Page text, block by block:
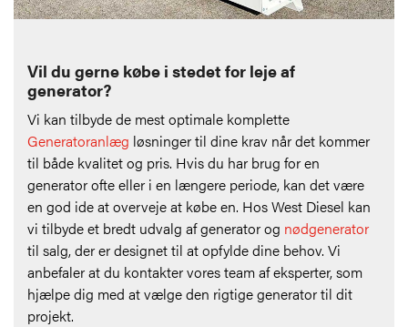
Vil du gerne købe i stedet for leje af
generator?
Vi kan tilbyde de mest optimale komplette
Generatoranlæg løsninger til dine krav når det kommer
til både kvalitet og pris. Hvis du har brug for en
generator ofte eller i en længere periode, kan det være
en god ide at overveje at købe en. Hos West Diesel kan
vi tilbyde et bredt udvalg af generator og nødgenerator
til salg, der er designet til at opfylde dine behov. Vi
anbefaler at du kontakter vores team af eksperter, som
hjælpe dig med at vælge den rigtige generator til dit
projekt.